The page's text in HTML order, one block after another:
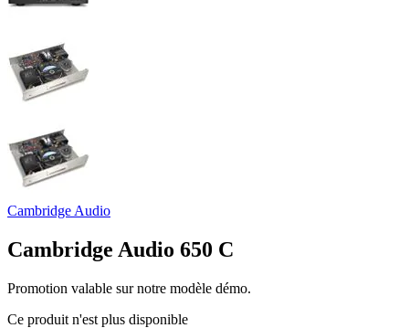
Cambridge Audio
Cambridge Audio 650 C
Promotion valable sur notre modèle démo.
Ce produit n'est plus disponible